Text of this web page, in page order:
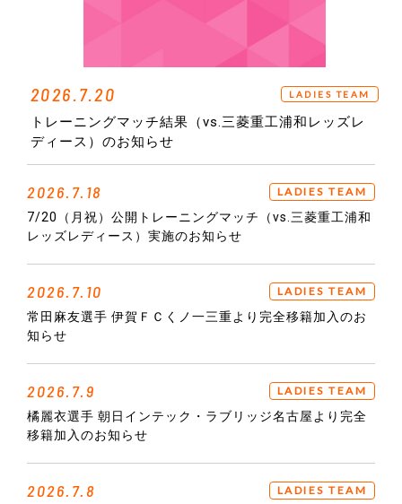
2026.7.20 LADIES TEAM
トレーニングマッチ結果（vs.三菱重工浦和レッズレ
ディース）のお知らせ
2026.7.18 LADIES TEAM
7/20（月祝）公開トレーニングマッチ（vs.三菱重工浦和
レッズレディース）実施のお知らせ
2026.7.10 LADIES TEAM
常田麻友選手 伊賀ＦＣくノ一三重より完全移籍加入のお
知らせ
2026.7.9 LADIES TEAM
橘麗衣選手 朝日インテック・ラブリッジ名古屋より完全
移籍加入のお知らせ
2026.7.8 LADIES TEAM